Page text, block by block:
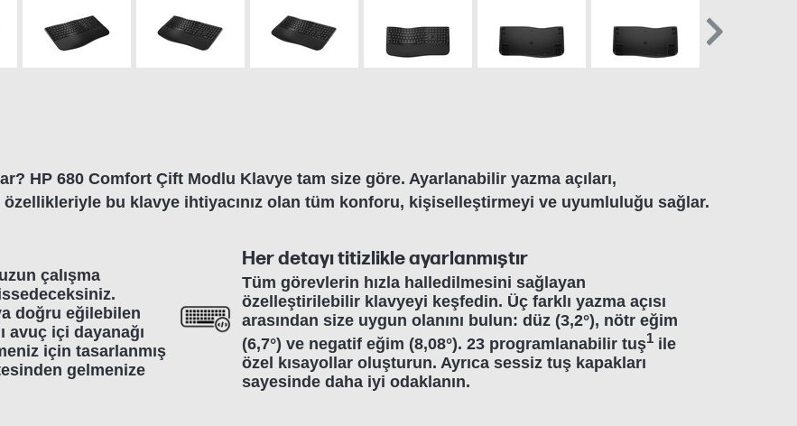
HP 680 Comfort Çift Modlu Klavye tam size göre. Ayarlanabilir yazma açıları,
özellikleriyle bu klavye ihtiyacınız olan tüm konforu, kişiselleştirmeyi ve uyumluluğu sağlar.
çalışma
doğru eğilebilen
avuç içi dayanağı
için tasarlanmış
gelmenize
Her detayı titizlikle ayarlanmıştır
Tüm görevlerin hızla halledilmesini sağlayan
özelleştirilebilir klavyeyi keşfedin. Üç farklı yazma açısı
arasından size uygun olanını bulun: düz (3,2°), nötr eğim
(6,7°) ve negatif eğim (8,08°). 23 programlanabilir tuş1 ile
özel kısayollar oluşturun. Ayrıca sessiz tuş kapakları
sayesinde daha iyi odaklanın.